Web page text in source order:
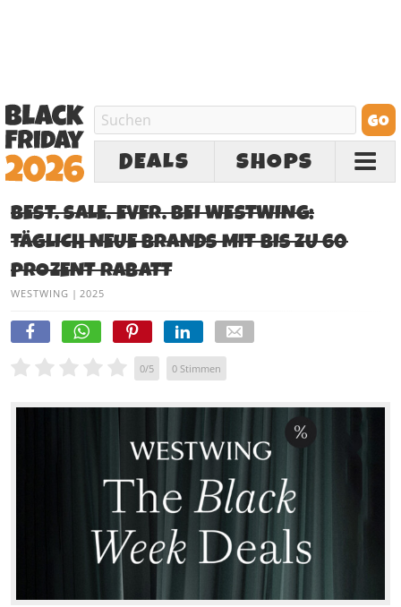
DEALS SHOPS
BEST. SALE. EVER. BEI WESTWING:
TÄGLICH NEUE BRANDS MIT BIS ZU 60
PROZENT RABATT
WESTWING | 2025
0/5 0 Stimmen